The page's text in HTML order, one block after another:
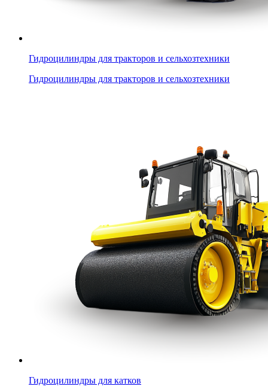
Гидроцилиндры для тракторов и сельхозтехники
Гидроцилиндры для тракторов и сельхозтехники
Гидроцилиндры для катков